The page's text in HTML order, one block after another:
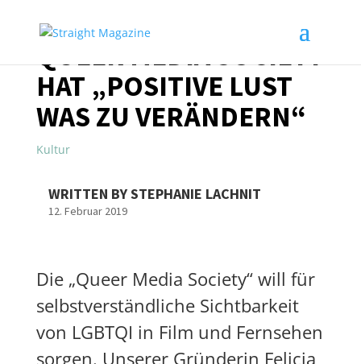
QUEER MEDIA SOCIETY
HAT „POSITIVE LUST
WAS ZU VERÄNDERN“
Kultur
WRITTEN BY STEPHANIE LACHNIT
12. Februar 2019
Die „Queer Media Society“ will für
selbstverständliche Sichtbarkeit
von LGBTQI in Film und Fernsehen
sorgen. Unserer Gründerin Felicia